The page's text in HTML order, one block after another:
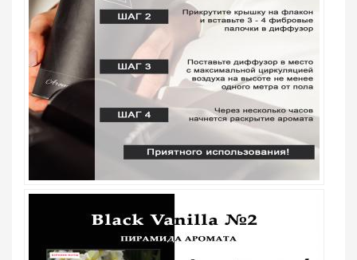
ВВЕДИТЕ И НАЖМИТЕ ENTER